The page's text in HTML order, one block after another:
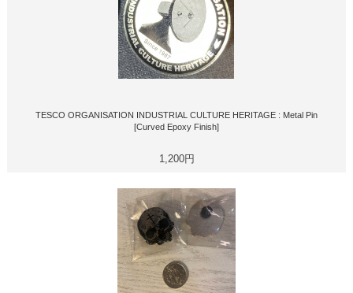
TESCO ORGANISATION INDUSTRIAL CULTURE HERITAGE : Metal Pin
[Curved Epoxy Finish]
1,200円